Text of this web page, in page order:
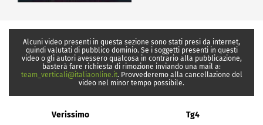
Alcuni video presenti in questa sezione sono stati presi da internet,
quindi valutati di pubblico dominio. Se i soggetti presenti in questi
video o gli autori avessero qualcosa in contrario alla pubblicazione,
basterà fare richiesta di rimozione inviando una mail a:
team_verticali@italiaonline.it. Provvederemo alla cancellazione del
video nel minor tempo possibile.
Verissimo Tg4